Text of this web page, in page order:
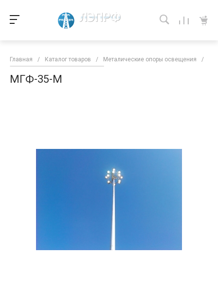
Главная / Каталог товаров / Металические опоры освещения /
МГФ-35-М